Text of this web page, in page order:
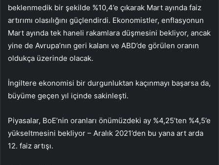
beklenmedik bir şekilde %10,4’e çıkarak Mart ayında faiz
artırımı olasılığını güçlendirdi. Ekonomistler, enflasyonun
Mart ayında tek haneli rakamlara düşmesini bekliyor, ancak
yine de Avrupa’nın geri kalanı ve ABD’de görülen oranın
oldukça üzerinde olacak.
İngiltere ekonomisi bir durgunluktan kaçınmayı başarsa da,
büyüme geçen yıl içinde sakinleşti.
Piyasalar, BoE’nin oranları önümüzdeki ay %4,25’ten %4,5’e
yükseltmesini bekliyor – Aralık 2021’den bu yana art arda
12. faiz artışı.